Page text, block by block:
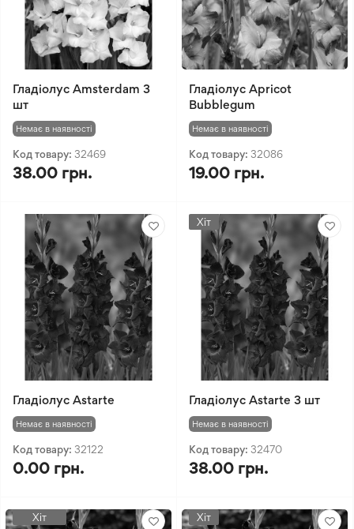
Гладіолус Amsterdam 3
шт
Немає в наявності
Код товару: 32469
38.00 грн.
Гладіолус Apricot
Bubblegum
Немає в наявності
Код товару: 32086
19.00 грн.
Гладіолус Astarte
Немає в наявності
Код товару: 32122
0.00 грн.
Хіт
Гладіолус Astarte 3 шт
Немає в наявності
Код товару: 32470
38.00 грн.
Хіт Хіт